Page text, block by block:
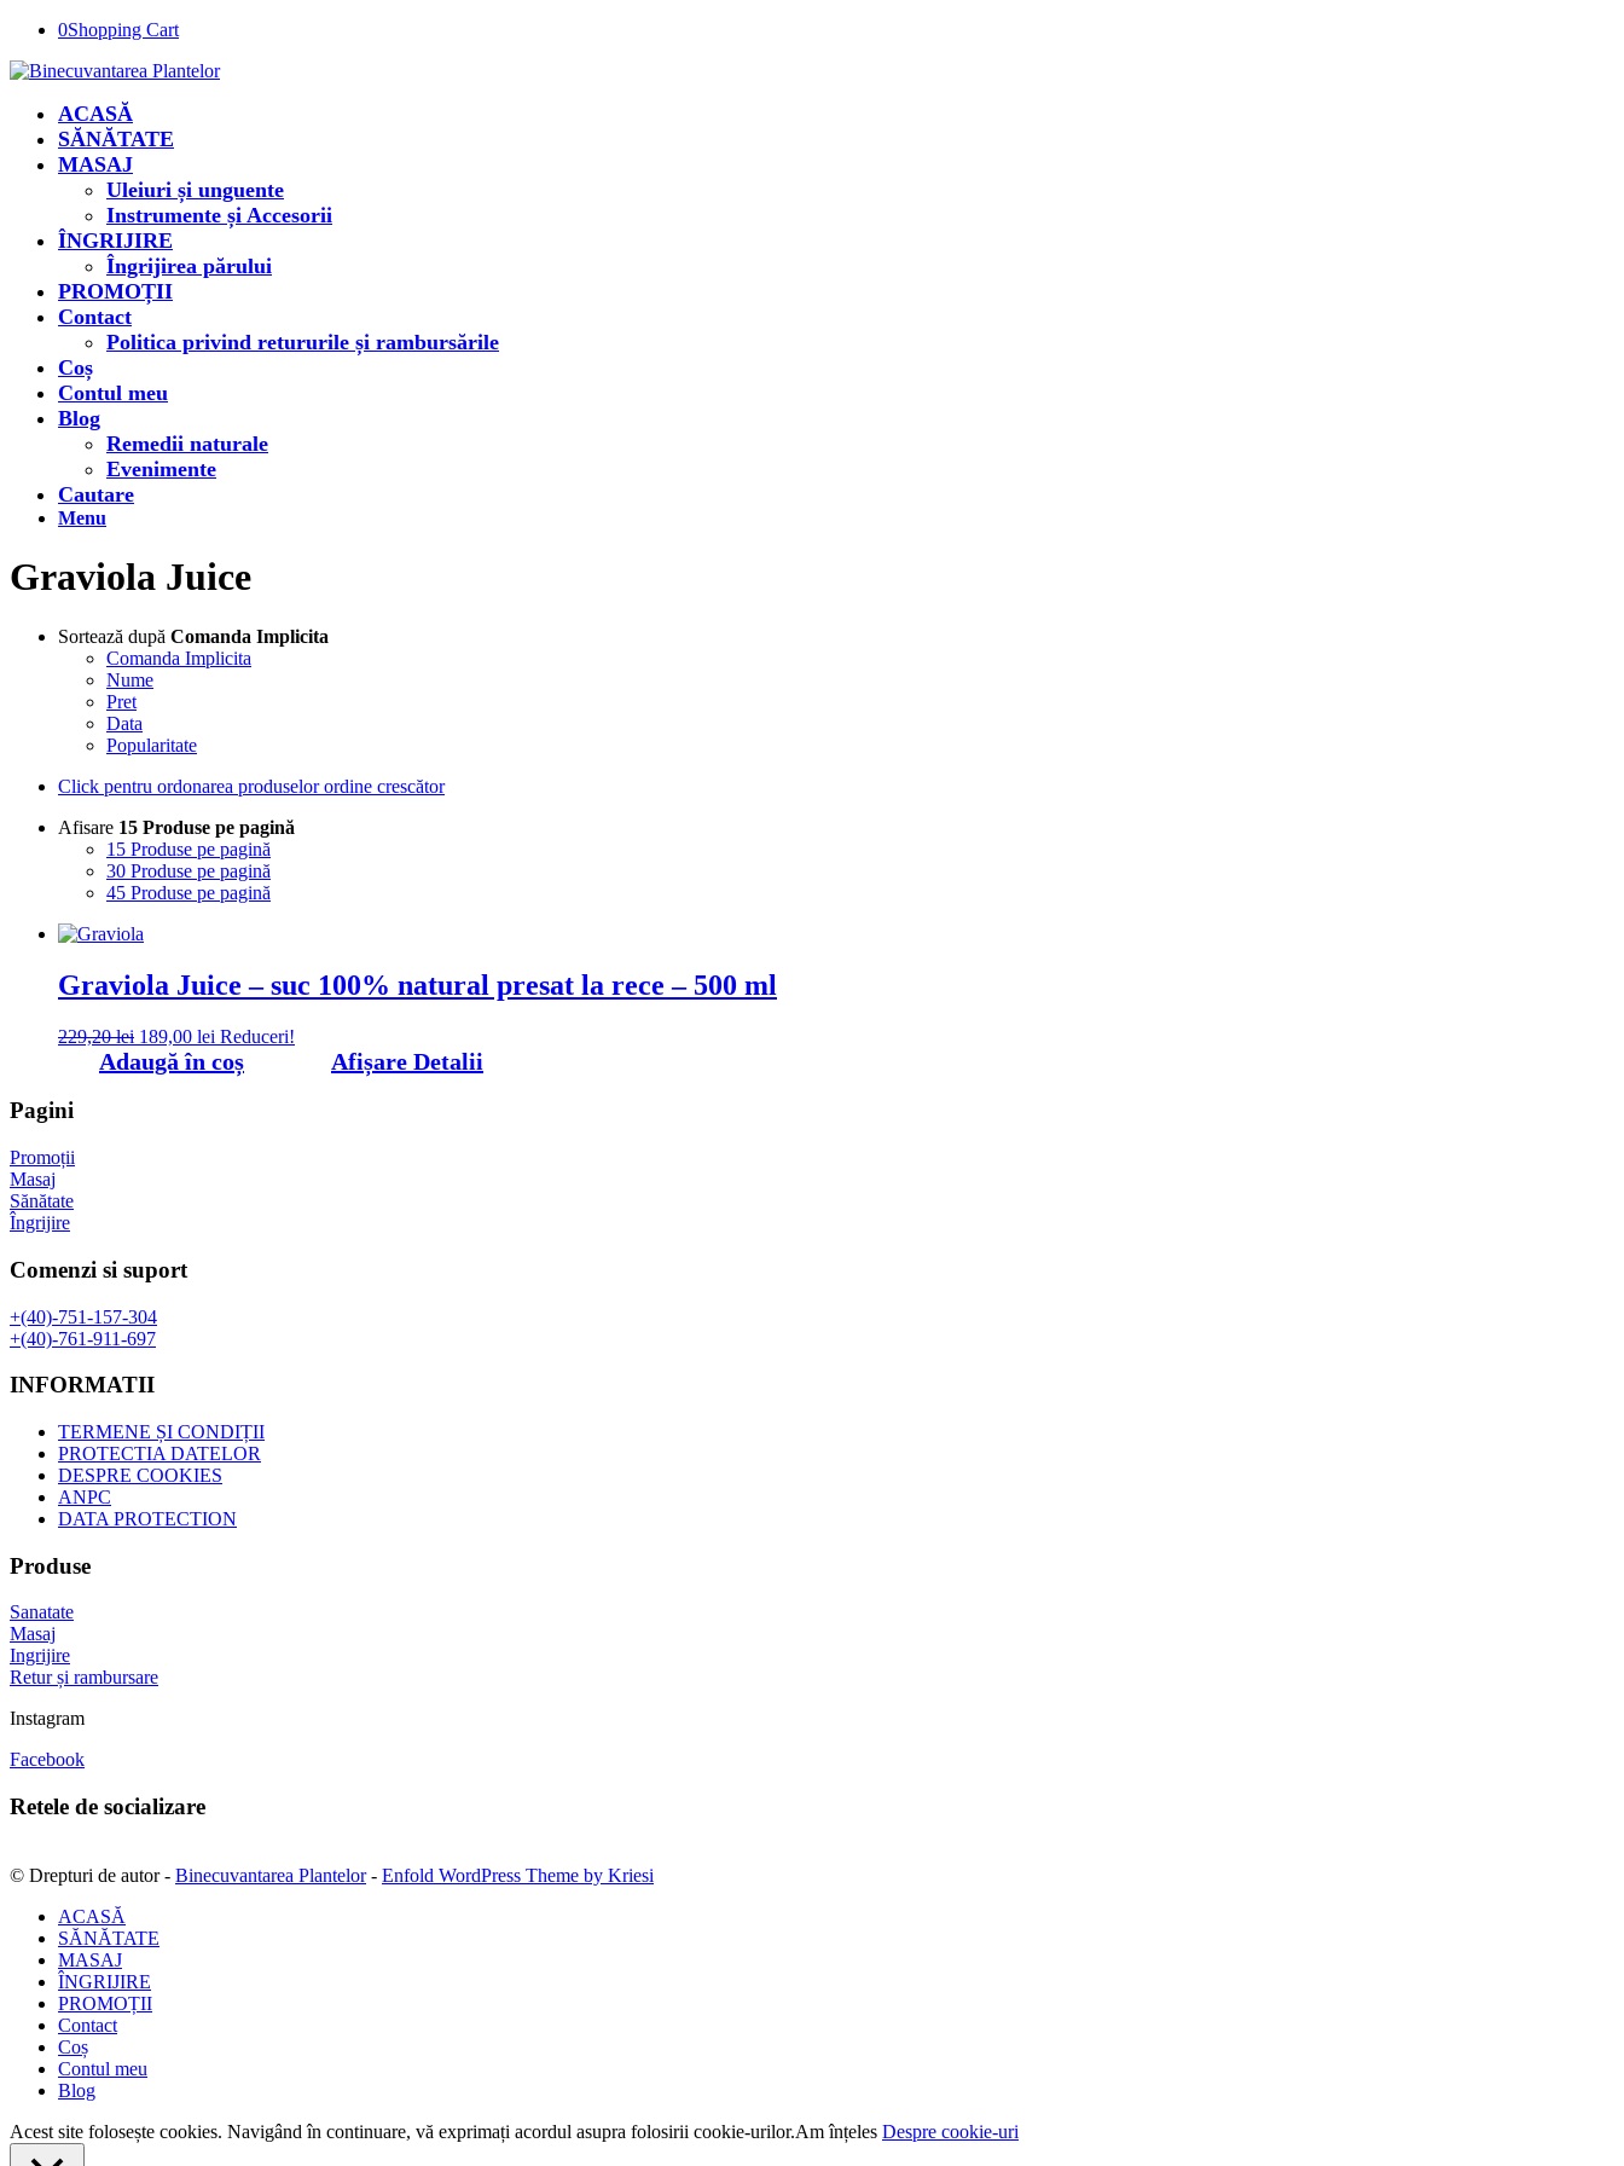
0Shopping Cart
ACASĂ
SĂNĂTATE
MASAJ
Uleiuri și unguente
Instrumente și Accesorii
ÎNGRIJIRE
Îngrijirea părului
PROMOȚII
Contact
Politica privind retururile și rambursările
Coș
Contul meu
Blog
Remedii naturale
Evenimente
Cautare
Menu
Graviola Juice
Sortează după Comanda Implicita
Comanda Implicita
Nume
Pret
Data
Popularitate
Click pentru ordonarea produselor ordine crescător
Afisare 15 Produse pe pagină
15 Produse pe pagină
30 Produse pe pagină
45 Produse pe pagină
Graviola Juice – suc 100% natural presat la rece – 500 ml
229,20lei Prețul
inițial
a
189,00 lei Prețul
curent
este:
Reduceri!
Adaugă în coș Afișare Detalii
Pagini
Promoții
Masaj
Sănătate
Îngrijire
Comenzi si suport
+(40)-751-157-304
+(40)-761-911-697
INFORMATII
TERMENE ȘI CONDIȚII
PROTECTIA DATELOR
DESPRE COOKIES
ANPC
DATA PROTECTION
Produse
Sanatate
Masaj
Ingrijire
Retur și rambursare
Instagram
Facebook
Retele de socializare
© Drepturi de autor - Binecuvantarea Plantelor- Enfold WordPress Theme by Kriesi
ACASĂ
SĂNĂTATE
MASAJ
ÎNGRIJIRE
PROMOȚII
Contact
Coș
Contul meu
Blog
Acest site folosește cookies. Navigând în continuare, vă exprimați acordul asupra folosirii cookie-urilor.Am înțeles Despre cookie-uri